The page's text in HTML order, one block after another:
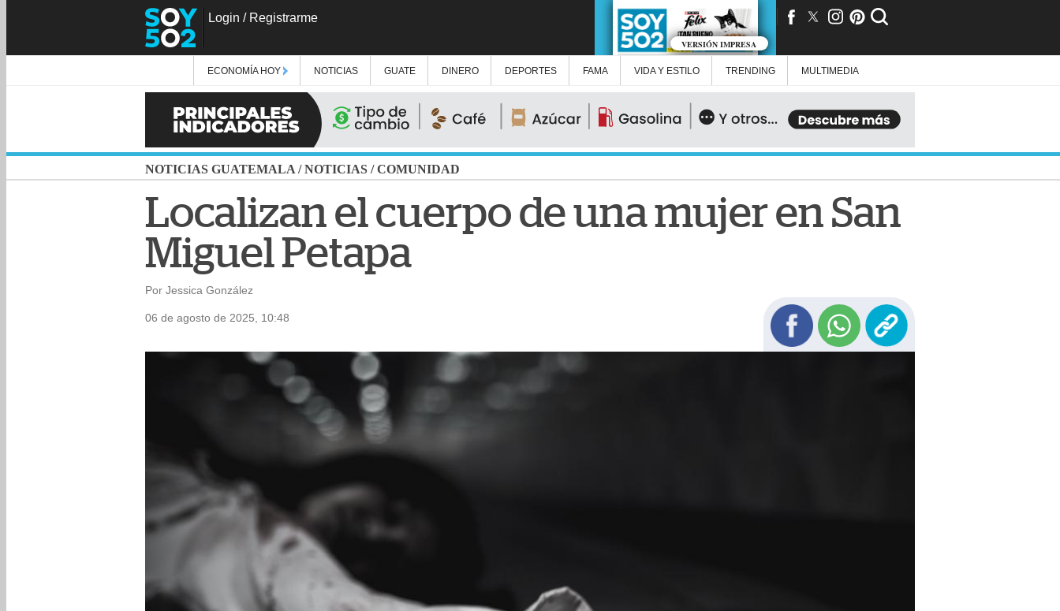
Login / Registrarme
VERSIÓN IMPRESA
ECONOMÍA HOY NOTICIAS GUATE DINERO DEPORTES FAMA VIDA Y ESTILO TRENDING MULTIMEDIA
NOTICIAS GUATEMALA /NOTICIAS /COMUNIDAD
Localizan el cuerpo de una mujer en San
Miguel Petapa
Por Jessica González
06 de agosto de 2025, 10:48